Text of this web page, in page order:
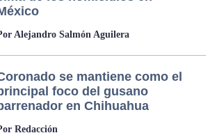
Alejandro Salmón Aguilera
se mantiene como el
foco del gusano
en Chihuahua
Redacción